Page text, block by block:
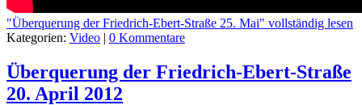
"Überquerung der Friedrich-Ebert-Straße 25. Mai" vollständig lesen
Kategorien: Video | 0 Kommentare
Überquerung der Friedrich-Ebert-Straße
20. April 2012